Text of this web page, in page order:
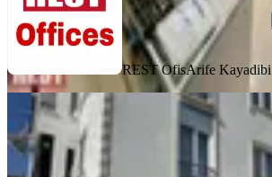
REST OfisArife Kayadibi
YENİ
İznik Yeni Hastane
Dükkan & İş Yeri